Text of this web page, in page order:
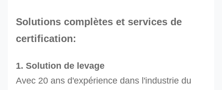
œuvre
Ressources
Solutions complètes et services de
certification:
1. Solution de levage
Avec 20 ans d'expérience dans l'industrie du